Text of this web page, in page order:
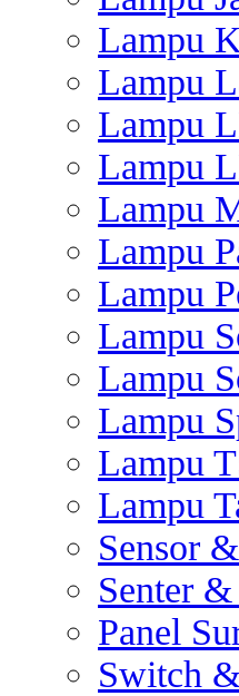
Lampu
Lampu
Lampu
Lampu
Lampu
Lampu
Lampu
Lampu
Lampu
Lampu
Lampu
Lampu
Sensor
Senter
Panel
Switch